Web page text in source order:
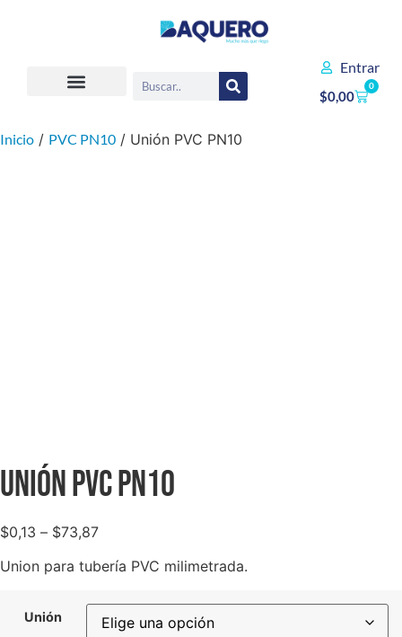
Entrar
$0,00
0
Inicio / PVC PN10 / Unión PVC PN10
Unión PVC PN10
$0,13 – $73,87
Union para tubería PVC milimetrada.
Unión